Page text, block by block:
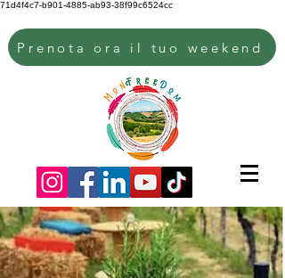
71d4f4c7-b901-4885-ab93-38f99c6524cc
Prenota ora il tuo weekend